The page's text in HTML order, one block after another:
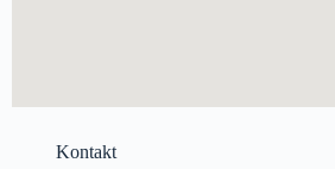
Kontakt